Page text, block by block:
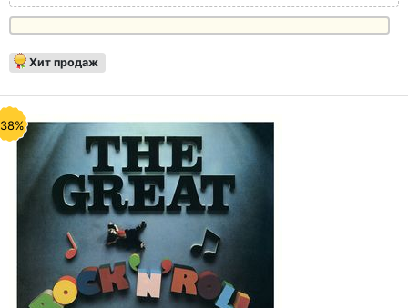
Хит продаж